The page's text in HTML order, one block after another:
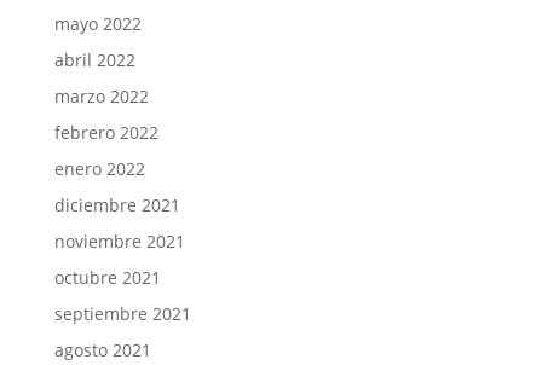
mayo 2022
abril 2022
marzo 2022
febrero 2022
enero 2022
diciembre 2021
noviembre 2021
octubre 2021
septiembre 2021
agosto 2021